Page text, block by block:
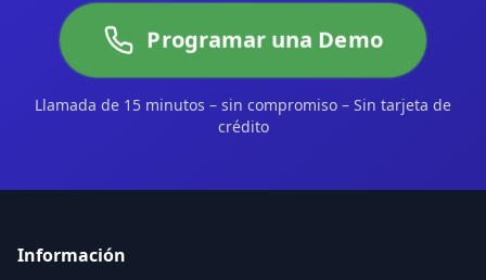
Programar una Demo
Llamada de 15 minutos – sin compromiso – Sin tarjeta de
crédito
Información